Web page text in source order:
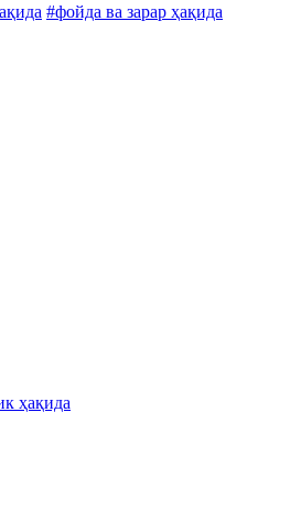
#фойда ва зарар ҳақида
ҳақида